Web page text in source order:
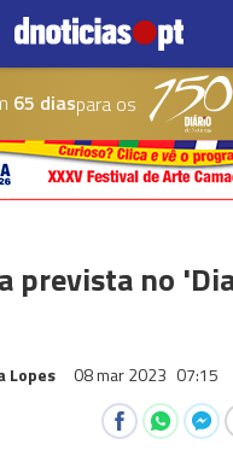
65 diaspara os
prevista no
Lopes 08 mar 2023 07:15